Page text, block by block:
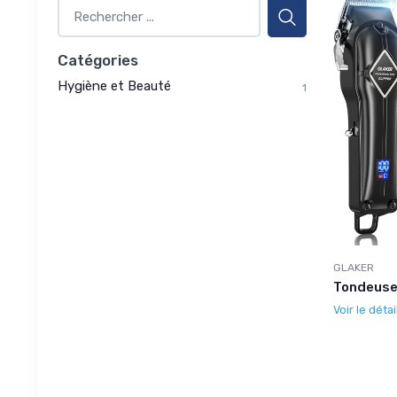
Catégories
Hygiène et Beauté 1
GLAKER
Voir le détail